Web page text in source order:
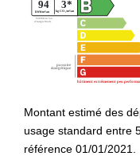
Montant estimé des
usage standard entre
référence 01/01/2021.